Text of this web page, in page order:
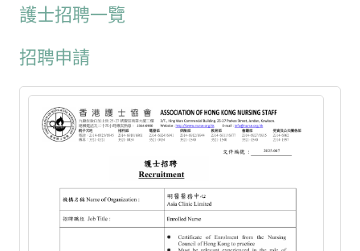
護士招聘一覽
招聘申請